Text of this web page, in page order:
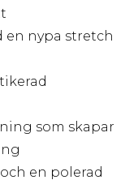
en nypa stretch
som skapar
en polerad